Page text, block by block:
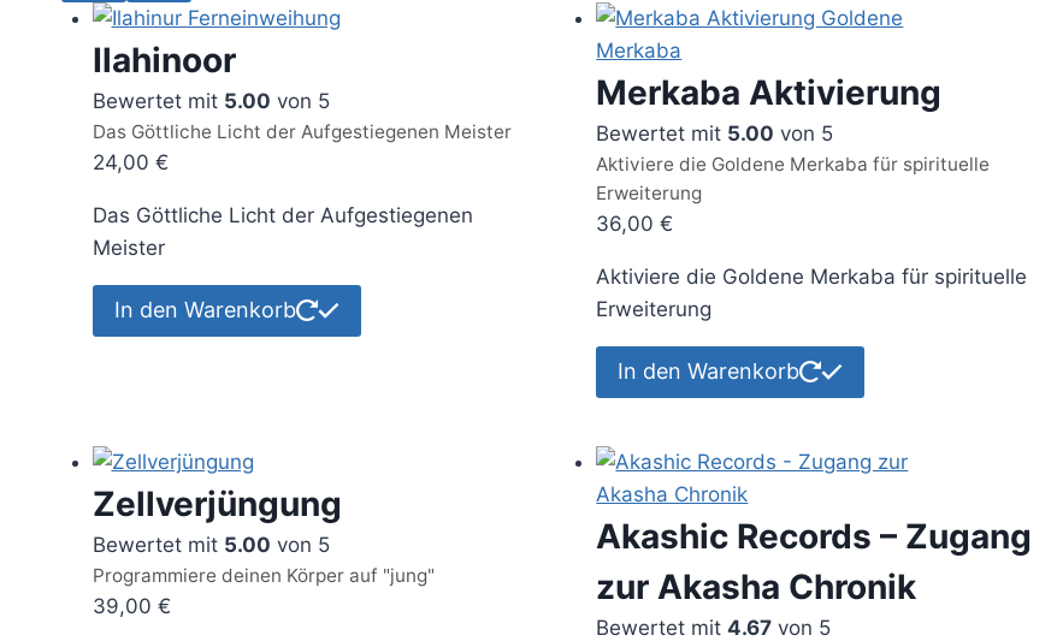
Ilahinoor
Bewertet mit 5.00 von 5
Das Göttliche Licht der Aufgestiegenen Meister
24,00 €
Das Göttliche Licht der Aufgestiegenen
Meister
In den Warenkorb
Merkaba Aktivierung
Bewertet mit 5.00 von 5
Aktiviere die Goldene Merkaba für spirituelle
Erweiterung
36,00€
Aktiviere die Goldene Merkaba für spirituelle
Erweiterung
In den Warenkorb
Zellverjüngung
Bewertet mit 5.00 von 5
Programmiere deinen Körper auf "jung"
39,00 €
Akashic Records – Zugang
zur Akasha Chronik
Bewertet mit4.67 von 5